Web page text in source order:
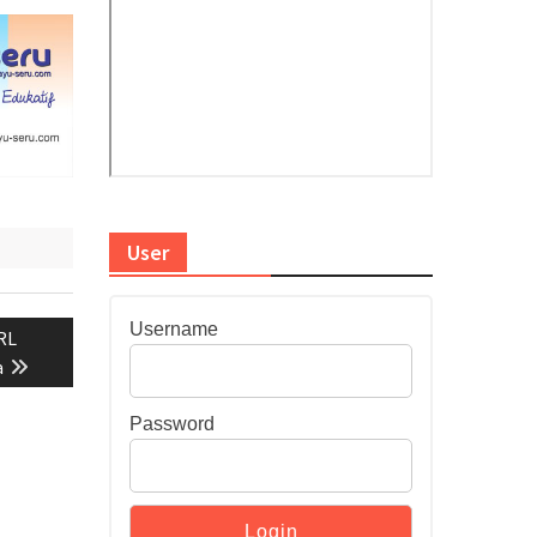
User
Username
Password